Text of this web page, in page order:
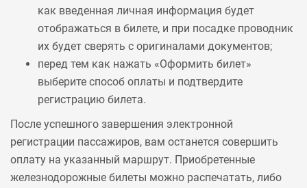
как введенная личная информация будет
отображаться в билете, и при посадке проводник
их будет сверять с оригиналами документов;
перед тем как нажать «Оформить билет»
выберите способ оплаты и подтвердите
регистрацию билета.
После успешного завершения электронной
регистрации пассажиров, вам останется совершить
оплату на указанный маршрут. Приобретенные
железнодорожные билеты можно распечатать, либо